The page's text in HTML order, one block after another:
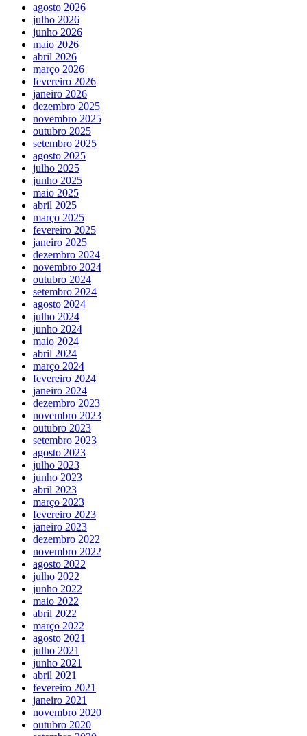
agosto 2026
julho 2026
junho 2026
maio 2026
abril 2026
março 2026
fevereiro 2026
janeiro 2026
dezembro 2025
novembro 2025
outubro 2025
setembro 2025
agosto 2025
julho 2025
junho 2025
maio 2025
abril 2025
março 2025
fevereiro 2025
janeiro 2025
dezembro 2024
novembro 2024
outubro 2024
setembro 2024
agosto 2024
julho 2024
junho 2024
maio 2024
abril 2024
março 2024
fevereiro 2024
janeiro 2024
dezembro 2023
novembro 2023
outubro 2023
setembro 2023
agosto 2023
julho 2023
junho 2023
abril 2023
março 2023
fevereiro 2023
janeiro 2023
dezembro 2022
novembro 2022
agosto 2022
julho 2022
junho 2022
maio 2022
abril 2022
março 2022
agosto 2021
julho 2021
junho 2021
abril 2021
fevereiro 2021
janeiro 2021
novembro 2020
outubro 2020